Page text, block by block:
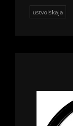
ustvolskaja